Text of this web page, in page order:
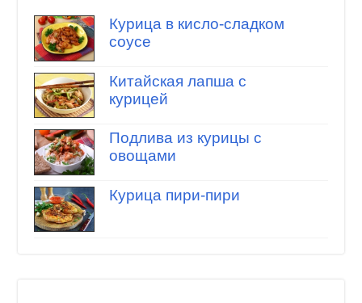
Курица в кисло-сладком
соусе
Китайская лапша с
курицей
Подлива из курицы с
овощами
Курица пири-пири